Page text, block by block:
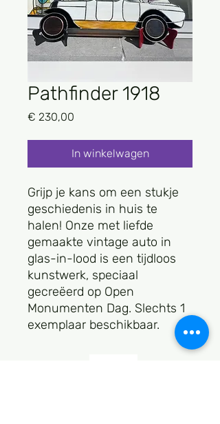
Pathfinder 1918
€ 230,00
In winkelwagen
Grijp je kans om een stukje
geschiedenis in huis te
halen! Onze met liefde
gemaakte vintage auto in
glas-in-lood is een tijdloos
kunstwerk, speciaal
gecreëerd op Open
Monumenten Dag. Slechts 1
exemplaar beschikbaar.